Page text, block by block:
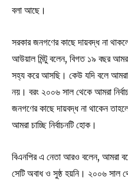
বলা আছে।
সরকার জনগণের কাছে দায়বদ্ধ না
আউয়াল মিন্টু বলেন, বিগত ১৯ বছর
সহ্য করে আসছি। কেউ যদি বলে আমরা
নয়। বরং ২০০৬ সাল থেকে আমরা
জনগণের কাছে দায়বদ্ধ না থাকেন
আমরা চাচ্ছি নির্বাচনটি হোক।
বিএনপির এ নেতা আরও বলেন, আমরা
সেটি অবাধ ও সুষ্ঠ হয়নি। ২০০৬ সাল